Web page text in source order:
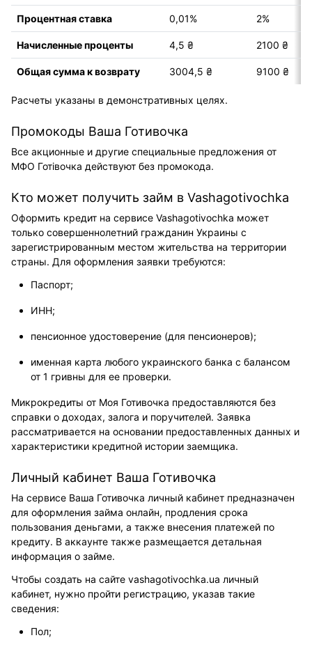
Процентная ставка 0,01% 2%
Начисленные проценты 4,5 ₴ 2100 ₴
Общая сумма к возврату 3004,5 ₴ 9100 ₴
Расчеты указаны в демонстративных целях.
Промокоды Ваша Готивочка
Все акционные и другие специальные предложения от
МФО Готівочка действуют без промокода.
Кто может получить займ в Vashagotivochka
Оформить кредит на сервисе Vashagotivochka может
только совершеннолетний гражданин Украины с
зарегистрированным местом жительства на территории
страны. Для оформления заявки требуются:
Паспорт;
ИНН;
пенсионное удостоверение (для пенсионеров);
именная карта любого украинского банка с балансом
от 1 гривны для ее проверки.
Микрокредиты от Моя Готивочка предоставляются без
справки о доходах, залога и поручителей. Заявка
рассматривается на основании предоставленных данных и
характеристики кредитной истории заемщика.
Личный кабинет Ваша Готивочка
На сервисе Ваша Готивочка личный кабинет предназначен
для оформления займа онлайн, продления срока
пользования деньгами, а также внесения платежей по
кредиту. В аккаунте также размещается детальная
информация о займе.
Чтобы создать на сайте vashagotivochka.ua личный
кабинет, нужно пройти регистрацию, указав такие
сведения:
Пол;